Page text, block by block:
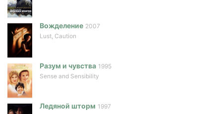
Вожделение 2007
Lust, Caution
Разум и чувства 1995
Sense and Sensibility
Ледяной шторм 1997